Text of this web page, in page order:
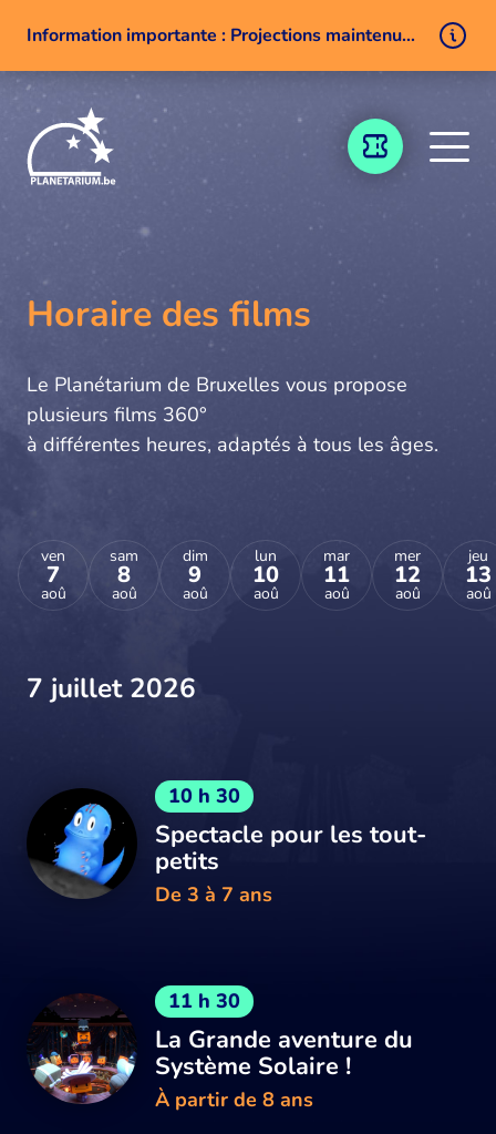
Information importante : Projections maintenues malgré un problème technique
Aller au contenu
BILLETTERIE
Horaire des films
Le Planétarium de Bruxelles vous propose
plusieurs films 360°
à différentes heures, adaptés à tous les âges.
ven
7
aoû
sam
8
aoû
dim
9
aoû
lun
10
aoû
mar
11
aoû
mer
12
aoû
jeu
13
aoû
7 juillet 2026
10 h 30
Spectacle pour les tout-
petits
De 3 à 7 ans
11 h 30
La Grande aventure du
Système Solaire !
À partir de 8 ans